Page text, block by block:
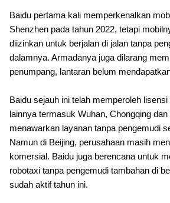
Baidu pertama kali memperkenalkan
Shenzhen pada tahun 2022, tetapi
diizinkan untuk berjalan di jalan tanpa
dalamnya. Armadanya juga dilarang
penumpang, lantaran belum
Baidu sejauh ini telah memperoleh
lainnya termasuk Wuhan, Chongqing dan
menawarkan layanan tanpa pengemudi
Namun di Beijing, perusahaan masih
komersial. Baidu juga berencana untuk
robotaxi tanpa pengemudi tambahan di
sudah aktif tahun ini.